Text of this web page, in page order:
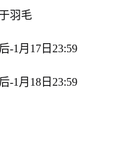
羽毛
-1月17日23:59
-1月18日23:59